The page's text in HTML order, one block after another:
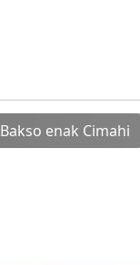
Bakso enak Cimahi